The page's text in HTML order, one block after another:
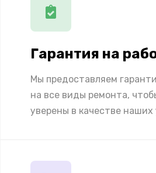
Гарантия на
Мы предоставляем
на все виды ремонта,
уверены в качестве наших